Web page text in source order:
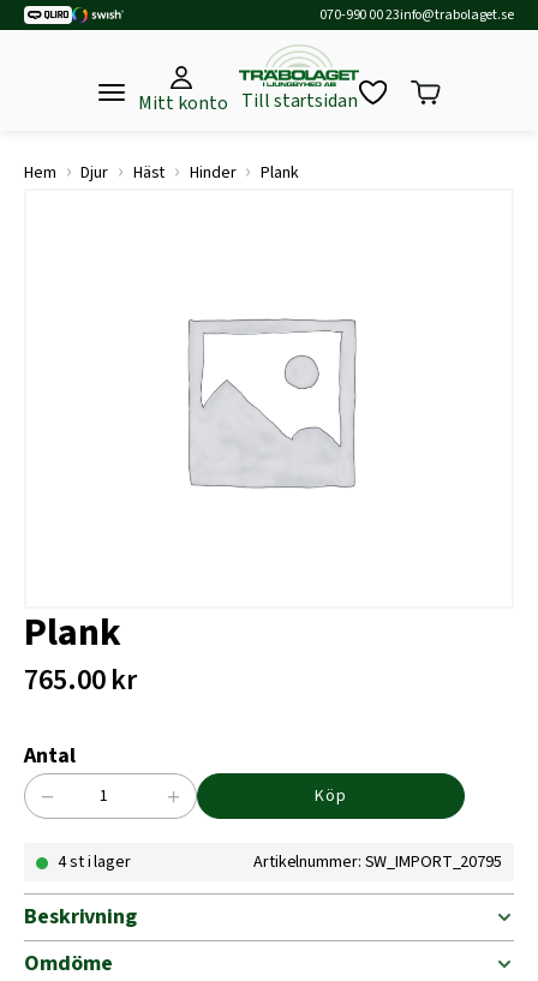
070-990 00 23info@trabolaget.se
Mitt konto Till startsidan
Hem › Djur › Häst › Hinder › Plank
Plank
765.00kr
Antal
Plank
− + Köp
4 st i lager Artikelnummer: SW_IMPORT_20795
Beskrivning
Omdöme